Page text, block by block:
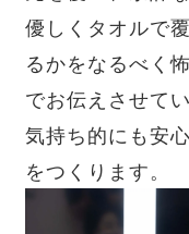
優しくタオルで
るかをなるべく
でお伝えさせて
気持ち的にも安
をつくります。